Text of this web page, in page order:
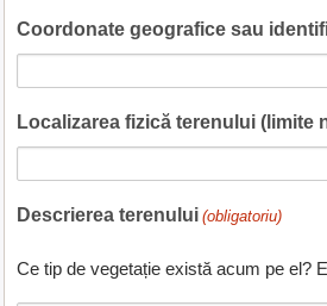
Coordonate geografice sau
Localizarea fizică terenului (limite
Descrierea terenului (obligatoriu)
Ce tip de vegetație există acum pe el?